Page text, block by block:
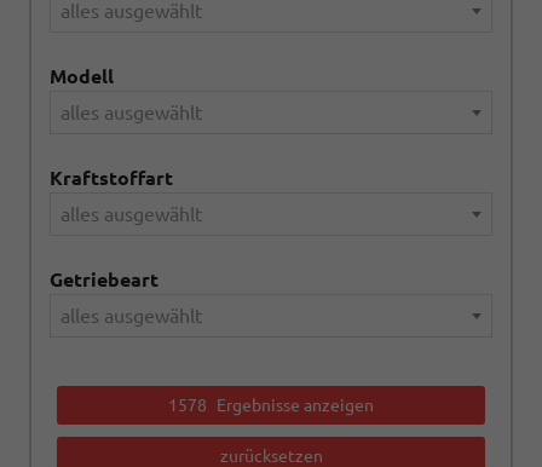
alles ausgewählt
Modell
alles ausgewählt
Kraftstoffart
alles ausgewählt
Getriebeart
alles ausgewählt
1578 Ergebnisse anzeigen
zurücksetzen